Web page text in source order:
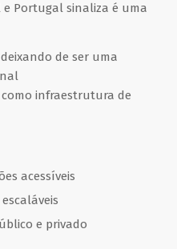
Portugal sinaliza é uma
de ser uma
infraestrutura de
acessíveis
e privado